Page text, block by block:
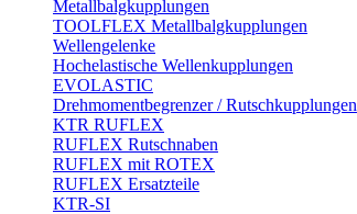
Metallbalgkupplungen
TOOLFLEX Metallbalgkupplungen
Wellengelenke
Hochelastische Wellenkupplungen
EVOLASTIC
Drehmomentbegrenzer / Rutschkupplungen
KTR RUFLEX
RUFLEX Rutschnaben
RUFLEX mit ROTEX
RUFLEX Ersatzteile
KTR-SI